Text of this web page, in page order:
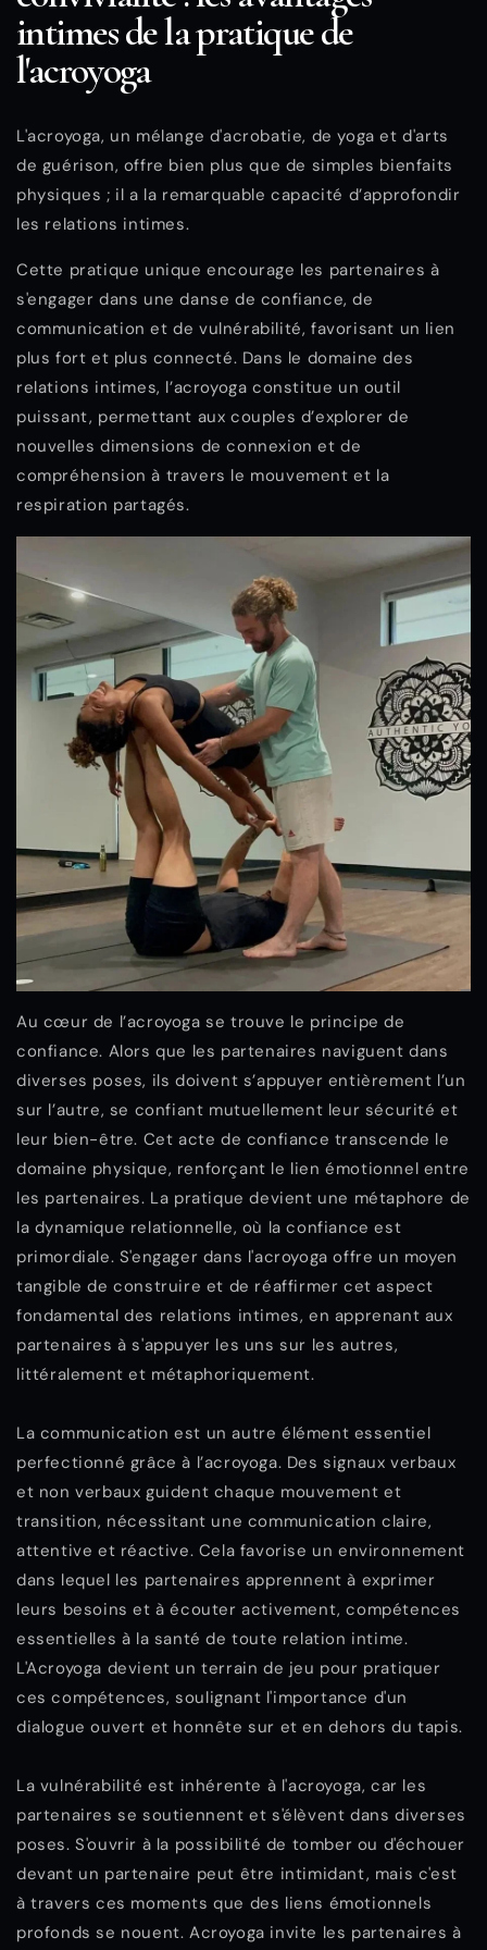
intimes de la pratique de
l'acroyoga
L'acroyoga, un mélange d'acrobatie, de yoga et d'arts
de guérison, offre bien plus que de simples bienfaits
physiques ; il a la remarquable capacité d’approfondir
les relations intimes.
Cette pratique unique encourage les partenaires à
s'engager dans une danse de confiance, de
communication et de vulnérabilité, favorisant un lien
plus fort et plus connecté. Dans le domaine des
relations intimes, l’acroyoga constitue un outil
puissant, permettant aux couples d’explorer de
nouvelles dimensions de connexion et de
compréhension à travers le mouvement et la
respiration partagés.
Au cœur de l’acroyoga se trouve le principe de
confiance. Alors que les partenaires naviguent dans
diverses poses, ils doivent s’appuyer entièrement l’un
sur l’autre, se confiant mutuellement leur sécurité et
leur bien-être. Cet acte de confiance transcende le
domaine physique, renforçant le lien émotionnel entre
les partenaires. La pratique devient une métaphore de
la dynamique relationnelle, où la confiance est
primordiale. S'engager dans l'acroyoga offre un moyen
tangible de construire et de réaffirmer cet aspect
fondamental des relations intimes, en apprenant aux
partenaires à s'appuyer les uns sur les autres,
littéralement et métaphoriquement.
La communication est un autre élément essentiel
perfectionné grâce à l’acroyoga. Des signaux verbaux
et non verbaux guident chaque mouvement et
transition, nécessitant une communication claire,
attentive et réactive. Cela favorise un environnement
dans lequel les partenaires apprennent à exprimer
leurs besoins et à écouter activement, compétences
essentielles à la santé de toute relation intime.
L'Acroyoga devient un terrain de jeu pour pratiquer
ces compétences, soulignant l'importance d'un
dialogue ouvert et honnête sur et en dehors du tapis.
La vulnérabilité est inhérente à l'acroyoga, car les
partenaires se soutiennent et s'élèvent dans diverses
poses. S'ouvrir à la possibilité de tomber ou d'échouer
devant un partenaire peut être intimidant, mais c'est
à travers ces moments que des liens émotionnels
profonds se nouent. Acroyoga invite les partenaires à